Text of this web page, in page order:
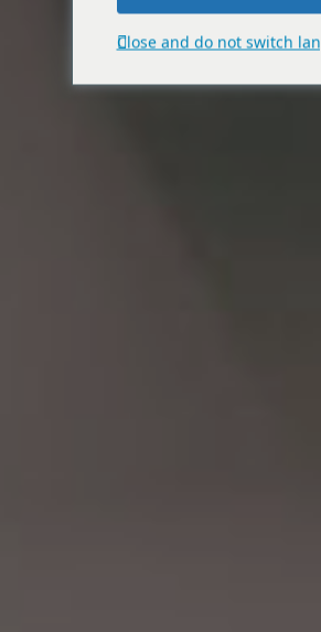
Close and do not switch